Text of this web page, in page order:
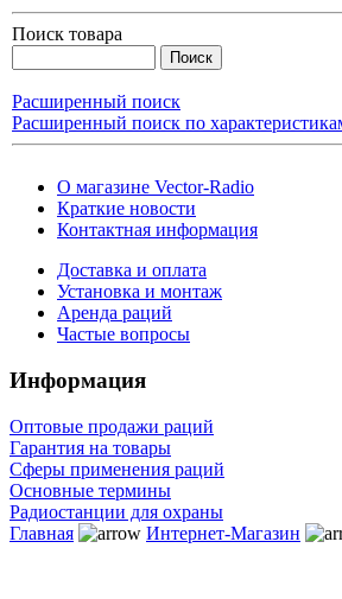
Поиск товара
Расширенный поиск
Расширенный поиск по
О магазине Vector-Radio
Краткие новости
Контактная информация
Доставка и оплата
Установка и монтаж
Аренда раций
Частые вопросы
Информация
Оптовые продажи раций
Гарантия на товары
Сферы применения раций
Основные термины
Радиостанции для охраны
Главная
Интернет-Магазин